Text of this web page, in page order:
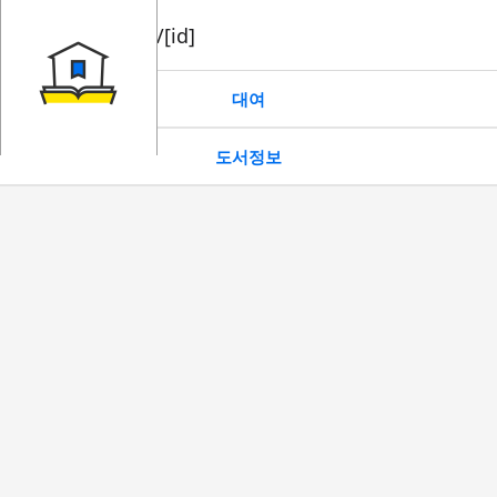
book/rent/[id]
대여
도서정보